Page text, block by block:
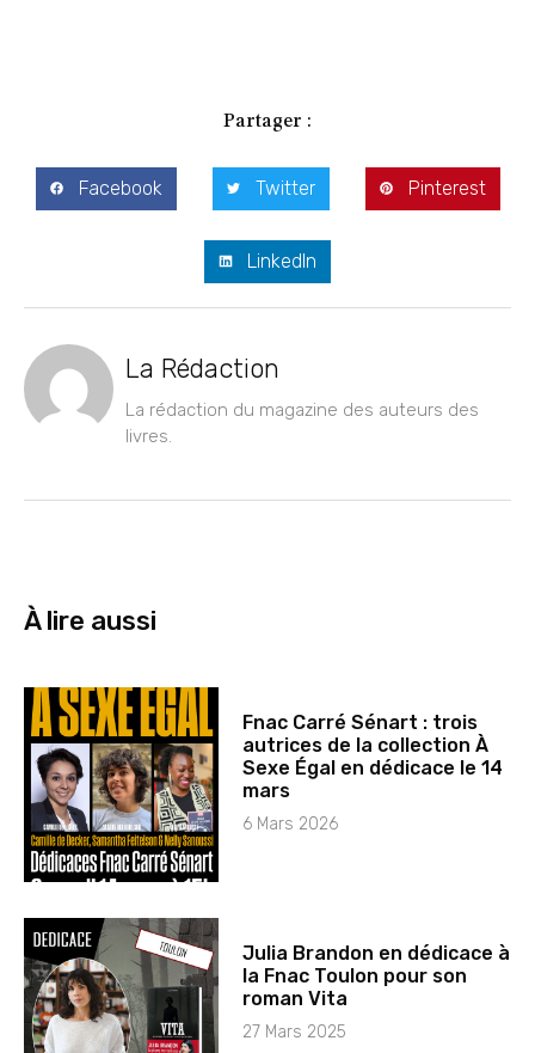
Partager :
Facebook Twitter Pinterest
LinkedIn
La Rédaction
La rédaction du magazine des auteurs des
livres.
À lire aussi
Fnac Carré Sénart : trois
autrices de la collection À
Sexe Égal en dédicace le 14
mars
6 Mars 2026
Julia Brandon en dédicace à
la Fnac Toulon pour son
roman Vita
27 Mars 2025